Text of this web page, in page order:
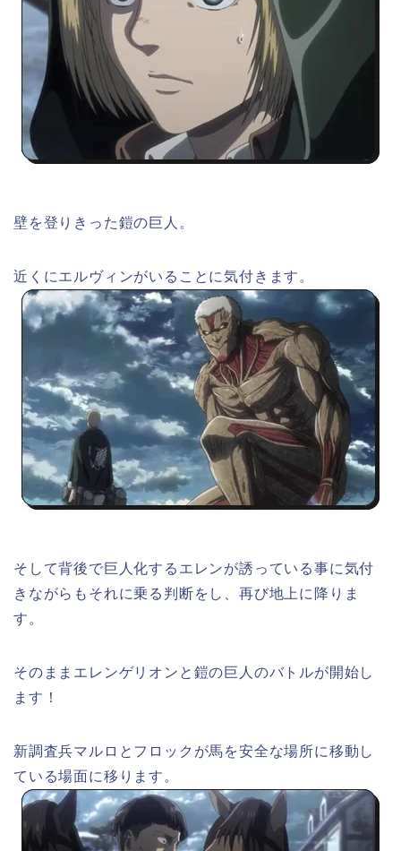
壁を登りきった鎧の巨人。
近くにエルヴィンがいることに気付きます。
そして背後で巨人化するエレンが誘っている事に気付
きながらもそれに乗る判断をし、再び地上に降りま
す。
そのままエレンゲリオンと鎧の巨人のバトルが開始し
ます！
新調査兵マルロとフロックが馬を安全な場所に移動し
ている場面に移ります。